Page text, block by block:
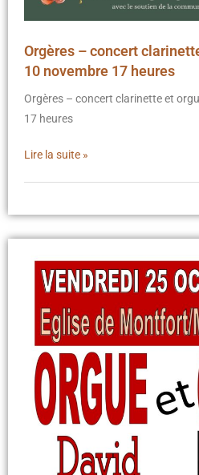
Orgères – concert
10 novembre 17 heures
Orgères – concert clarinette et
17 heures
Lire la suite »